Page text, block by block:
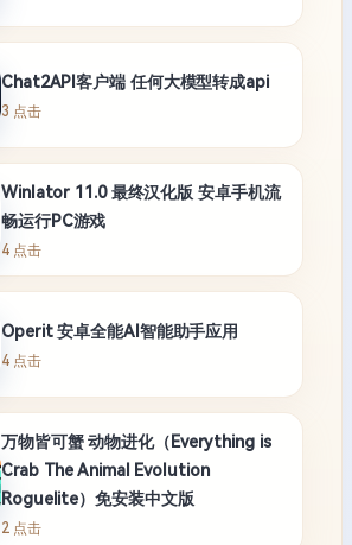
Chat2API客户端 任何大模型转成api
3 点击
Winlator 11.0 最终汉化版 安卓手机流
畅运行PC游戏
4 点击
Operit 安卓全能AI智能助手应用
4 点击
万物皆可蟹 动物进化（Everything is
Crab The Animal Evolution
Roguelite）免安装中文版
2 点击